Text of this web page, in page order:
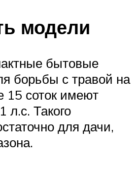
модели
бытовые
борьбы с травой на
15 соток имеют
л.с. Такого
для дачи,